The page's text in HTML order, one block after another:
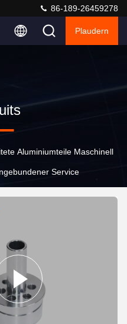
86-189-26459278
Plaudern
Aluminiumteile Maschinell
Service